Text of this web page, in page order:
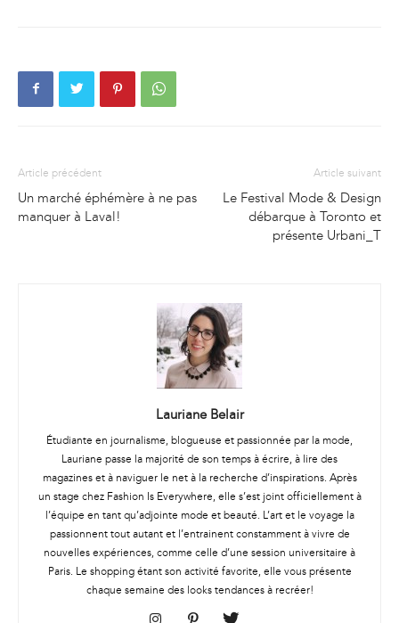
Article précédent
Un marché éphémère à ne pas
manquer à Laval!
Article suivant
Le Festival Mode & Design
débarque à Toronto et
présente Urbani_T
Lauriane Belair
Étudiante en journalisme, blogueuse et passionnée par la mode,
Lauriane passe la majorité de son temps à écrire, à lire des
magazines et à naviguer le net à la recherche d’inspirations. Après
un stage chez Fashion Is Everywhere, elle s’est joint officiellement à
l’équipe en tant qu’adjointe mode et beauté. L’art et le voyage la
passionnent tout autant et l’entrainent constamment à vivre de
nouvelles expériences, comme celle d’une session universitaire à
Paris. Le shopping étant son activité favorite, elle vous présente
chaque semaine des looks tendances à recréer!